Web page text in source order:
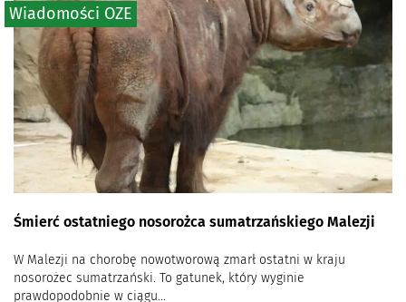
Śmierć ostatniego nosorożca sumatrzańskiego Malezji
W Malezji na chorobę nowotworową zmarł ostatni w kraju
nosorożec sumatrzański. To gatunek, który wyginie
prawdopodobnie w ciągu...
Wiadomości OZE